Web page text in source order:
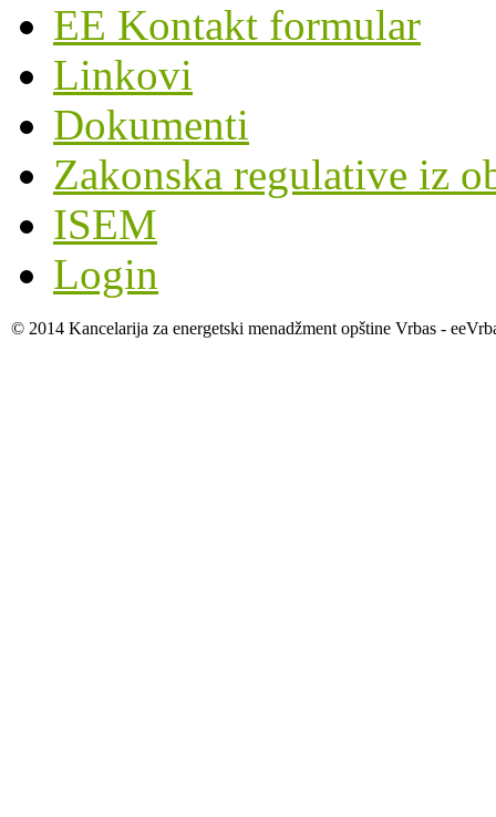
EE Kontakt formular
Linkovi
Dokumenti
Zakonska regulative iz
ISEM
Login
© 2014 Kancelarija za energetski menadžment opštine Vrbas -